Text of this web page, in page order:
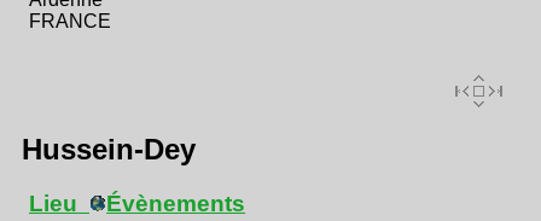
FRANCE
Hussein-Dey
Lieu Évènements